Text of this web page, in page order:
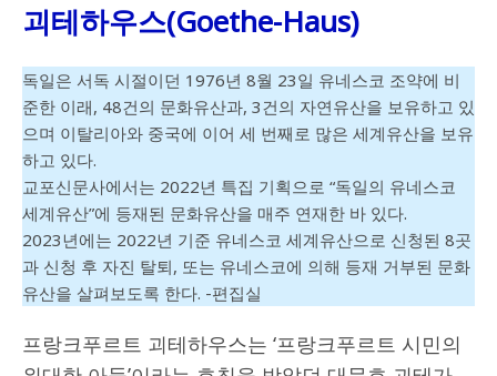
괴테하우스(Goethe-Haus)
독일은 서독 시절이던 1976년 8월 23일 유네스코 조약에 비
준한 이래, 48건의 문화유산과, 3건의 자연유산을 보유하고 있
으며 이탈리아와 중국에 이어 세 번째로 많은 세계유산을 보유
하고 있다.
교포신문사에서는 2022년 특집 기획으로 “독일의 유네스코
세계유산”에 등재된 문화유산을 매주 연재한 바 있다.
2023년에는 2022년 기준 유네스코 세계유산으로 신청된 8곳
과 신청 후 자진 탈퇴, 또는 유네스코에 의해 등재 거부된 문화
유산을 살펴보도록 한다. -편집실
프랑크푸르트 괴테하우스는 ‘프랑크푸르트 시민의